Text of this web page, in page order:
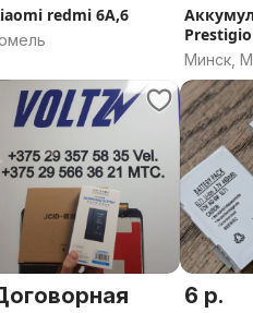
redmi 6A,6
Минск,
6 р.